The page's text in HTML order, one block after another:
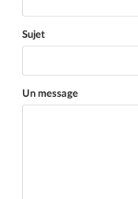
Sujet
Un message